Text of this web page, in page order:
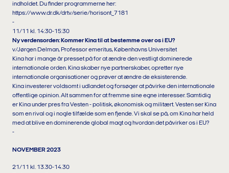
indholdet. Du finder programmerne her:
https://www.dr.dk/drtv/serie/horisont_7181
-
11/11 kl. 14:30-15:30
Ny verdensorden: Kommer Kina til at bestemme over os i EU?
v/Jørgen Delman, Professor emeritus, Københavns Universitet
Kina har i mange år presset på for at ændre den vestligt dominerede
internationale orden. Kina skaber nye partnerskaber, opretter nye
internationale organisationer og prøver at ændre de eksisterende.
Kina investerer voldsomt i udlandet og forsøger at påvirke den internationale
offentlige opinion. Alt sammen for at fremme sine egne interesser. Samtidig
er Kina under pres fra Vesten - politisk, økonomisk og militært. Vesten ser Kina
som en rival og i nogle tilfælde som en fjende. Vi skal se på, om Kina har held
med at blive en dominerende global magt og hvordan det påvirker os i EU?
-
NOVEMBER 2023
21/11 kl. 13.30-14.30